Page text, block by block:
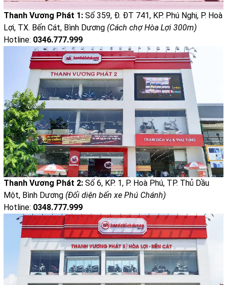
Thanh Vương Phát 1: Số 359, Đ. ĐT 741, KP. Phú Nghị, P. Hoà
Lợi, TX. Bến Cát, Bình Dương (Cách chợ Hòa Lợi 300m)
Hotline: 0346.777.999
Thanh Vương Phát 2: Số 6, KP. 1, P. Hoà Phú, TP. Thủ Dầu
Một, Bình Dương (Đối diện bến xe Phú Chánh)
Hotline: 0348.777.999